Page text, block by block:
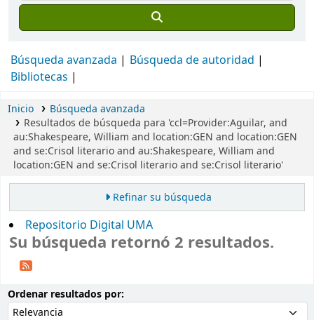
Búsqueda avanzada
Búsqueda de autoridad
Bibliotecas
Inicio
Búsqueda avanzada
Resultados de búsqueda para 'ccl=Provider:Aguilar, and
au:Shakespeare, William and location:GEN and location:GEN
and se:Crisol literario and au:Shakespeare, William and
location:GEN and se:Crisol literario and se:Crisol literario'
Refinar su búsqueda
Repositorio Digital UMA
Su búsqueda retornó 2 resultados.
Ordenar resultados por: